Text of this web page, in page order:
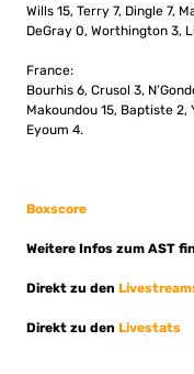
Wills 15, Terry 7, Dingle 7,
DeGray 0, Worthington 3,
France:
Bourhis 6, Crusol 3,
Makoundou 15, Baptiste 2,
Eyoum 4.
Boxscore
Weitere Infos zum AST
Direkt zu den
Direkt zu den Livestats